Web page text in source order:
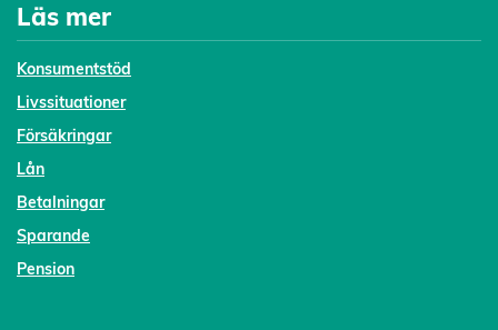
Läs mer
Konsumentstöd
Livssituationer
Försäkringar
Lån
Betalningar
Sparande
Pension